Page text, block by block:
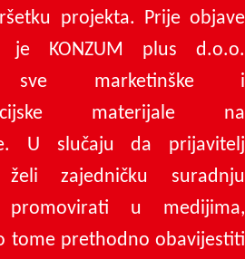
projekta. Prije objave
je KONZUM plus d.o.o.
sve marketinške i
materijale na
U slučaju da prijavitelj
zajedničku suradnju
promovirati u medijima,
tome prethodno obavijestiti